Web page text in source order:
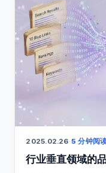
2025.02.26·5 分钟阅
行业垂直领域的